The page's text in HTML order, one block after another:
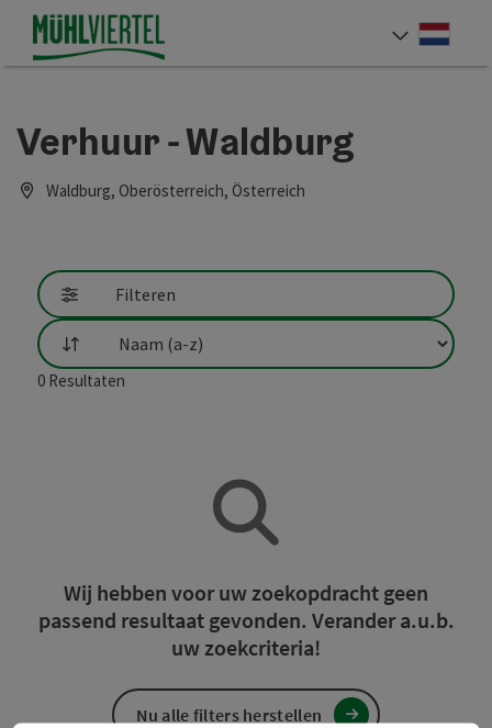
InhoudAccesskey
[0]
NavigatieAccesskey
[1]
PaginabeginAccesskey
[2]
Verhuur - Waldburg
Waldburg, Oberösterreich, Österreich
Filteren
Filtering
0 Resultaten
Wij hebben voor uw zoekopdracht geen
passend resultaat gevonden. Verander a.u.b.
uw zoekcriteria!
Nu alle filters herstellen